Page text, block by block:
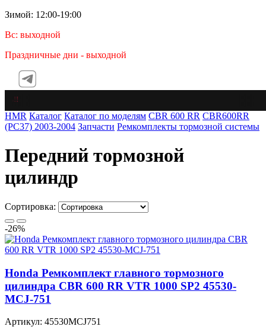
Зимой: 12:00-19:00
Вс: выходной
Праздничные дни - выходной
HMR Каталог Каталог по моделям CBR 600 RR CBR600RR
(PC37) 2003-2004 Запчасти Ремкомплекты тормозной системы
Передний тормозной
цилиндр
Сортировка:
-26%
Honda Ремкомплект главного тормозного
цилиндра CBR 600 RR VTR 1000 SP2 45530-
MCJ-751
Артикул: 45530MCJ751